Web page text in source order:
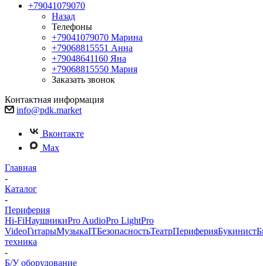
+79041079070
Назад
Телефоны
+79041079070 Марина
+79068815551 Анна
+79048641160 Яна
+79068815550 Мария
Заказать звонок
Контактная информация
info@pdk.market
Вконтакте
Max
Главная
-
Каталог
-
Периферия
Hi-FiНаушникиPro AudioPro LightPro
VideoГитарыМузыкаITБезопасностьТеатрПериферияБукинист
техника
-
Б/У оборудование